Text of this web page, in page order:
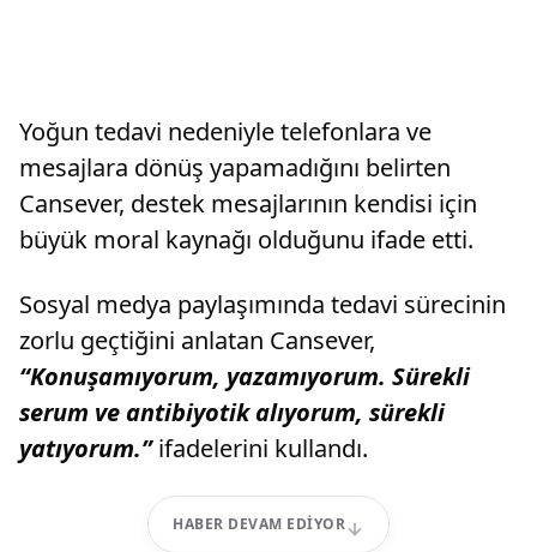
Yoğun tedavi nedeniyle telefonlara ve
mesajlara dönüş yapamadığını belirten
Cansever, destek mesajlarının kendisi için
büyük moral kaynağı olduğunu ifade etti.
Sosyal medya paylaşımında tedavi sürecinin
zorlu geçtiğini anlatan Cansever,
“Konuşamıyorum, yazamıyorum. Sürekli
serum ve antibiyotik alıyorum, sürekli
yatıyorum.”ifadelerini kullandı.
HABER DEVAM EDIYOR